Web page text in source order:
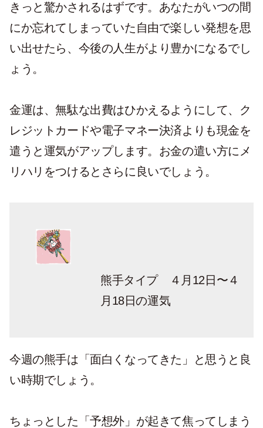
きっと驚かされるはずです。あなたがいつの間
にか忘れてしまっていた自由で楽しい発想を思
い出せたら、今後の人生がより豊かになるでし
ょう。
金運は、無駄な出費はひかえるようにして、ク
レジットカードや電子マネー決済よりも現金を
遣うと運気がアップします。お金の遣い方にメ
リハリをつけるとさらに良いでしょう。
熊手タイプ ４月12日〜４
月18日の運気
今週の熊手は「面白くなってきた」と思うと良
い時期でしょう。
ちょっとした「予想外」が起きて焦ってしまう